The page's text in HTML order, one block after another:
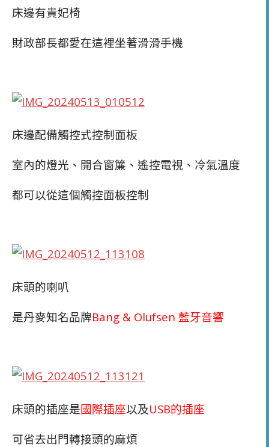
床邊有貴妃椅
財政部長都愛在這裡坐著滑滑手機
床邊配備觸控式控制面板
室內的燈光、開合窗簾、遙控電視、冷氣溫度
都可以從這個觸控面板控制
床頭的喇叭
是丹麥知名品牌Bang & Olufsen 藍牙音響
床頭的插座是國際插座以及USB的插座
可省去出門轉接頭的麻煩